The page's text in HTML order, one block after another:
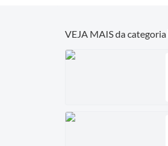
VEJA MAIS da categoria